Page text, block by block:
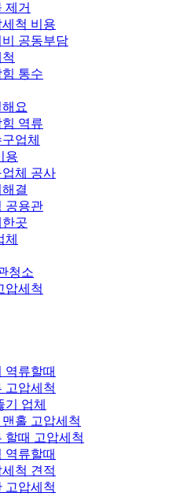
제거
척 비용
공동부담
통수
요
역류
업체
용
체 공사
결
공용관
곳
청소
압세척
역류할때
고압세척
업체
홀 고압세척
할때 고압세척
역류할때
척 견적
고압세척